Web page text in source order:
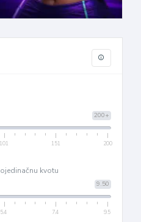
200+
101 151 200
kvotu
9.50
5.4 7.4 9.5